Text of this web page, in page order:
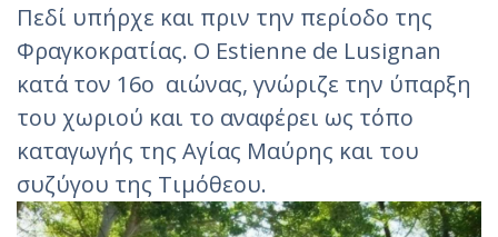
Πεδί υπήρχε και πριν την περίοδο της
Φραγκοκρατίας. Ο Estienne de Lusignan
κατά τον 16ο αιώνας, γνώριζε την ύπαρξη
του χωριού και το αναφέρει ως τόπο
καταγωγής της Αγίας Μαύρης και του
συζύγου της Τιμόθεου.